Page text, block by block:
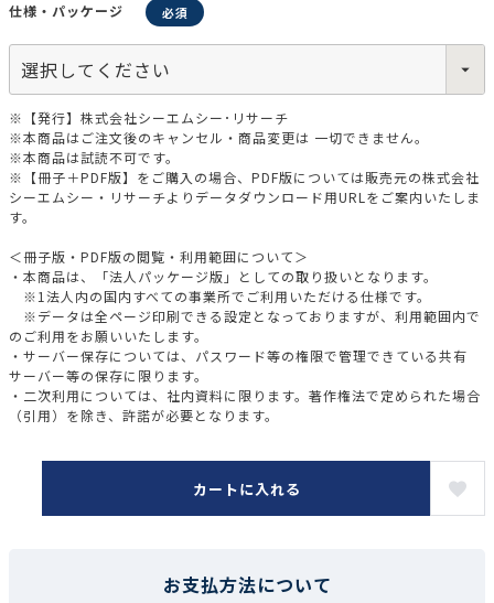
仕様・パッケージ
※【発行】株式会社シーエムシー･リサーチ
※本商品はご注文後のキャンセル・商品変更は 一切できません。
※本商品は試読不可です。
※【冊子＋PDF版】をご購入の場合、PDF版については販売元の株式会社
シーエムシー・リサーチよりデータダウンロード用URLをご案内いたしま
す。
＜冊子版・PDF版の閲覧・利用範囲について＞
・本商品は、「法人パッケージ版」としての取り扱いとなります。
※1法人内の国内すべての事業所でご利用いただける仕様です。
※データは全ページ印刷できる設定となっておりますが、利用範囲内で
のご利用をお願いいたします。
・サーバー保存については、パスワード等の権限で管理できている共有
サーバー等の保存に限ります。
・二次利用については、社内資料に限ります。著作権法で定められた場合
（引用）を除き、許諾が必要となります。
カートに入れる
お支払方法について